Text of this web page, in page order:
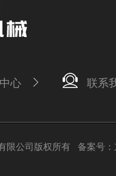
心 联系
限公司版权所有 备案号：